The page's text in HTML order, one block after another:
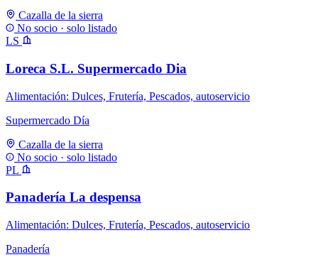
Cazalla de la sierra
No socio · solo listado
LS
Loreca S.L. Supermercado Dia
Alimentación: Dulces, Frutería, Pescados, autoservicio
Supermercado Día
Cazalla de la sierra
No socio · solo listado
PL
Panadería La despensa
Alimentación: Dulces, Frutería, Pescados, autoservicio
Panadería